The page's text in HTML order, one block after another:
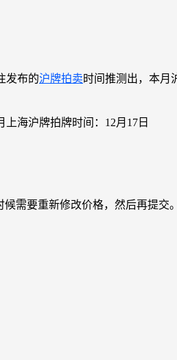
发布的沪牌拍卖时间推测出，本月
需要重新修改价格，然后再提